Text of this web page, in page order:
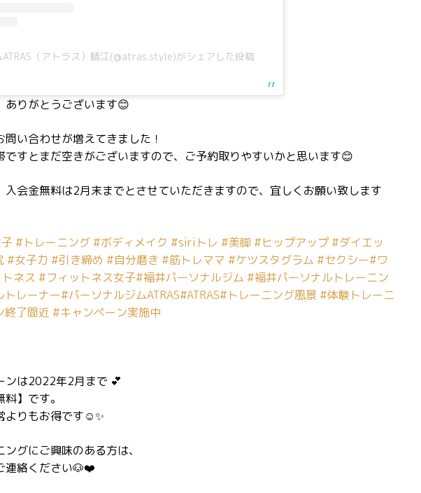
（アトラス）鯖江(@atras.style)がシェアした投稿
ありがとうございます😊
い合わせが増えてきました！
ですとまだ空きがございますので、ご予約取りやすいかと思います😊
入会金無料は2月末までとさせていただきますので、宜しくお願い致します
#トレーニング #ボディメイク #siriトレ #美脚 #ヒップアップ #ダイエッ
#女子力 #引き締め #自分磨き #筋トレママ #ケツスタグラム #セクシー#ワ
ネス #フィットネス女子#福井パーソナルジム #福井パーソナルトレーニン
レーナー#パーソナルジムATRAS#ATRAS#トレーニング風景 #体験トレーニ
終了間近 #キャンペーン実施中
ンは2022年2月まで 💕
】です。
よりもお得です☺️✨
グにご興味のある方は、
連絡ください🐶❤️